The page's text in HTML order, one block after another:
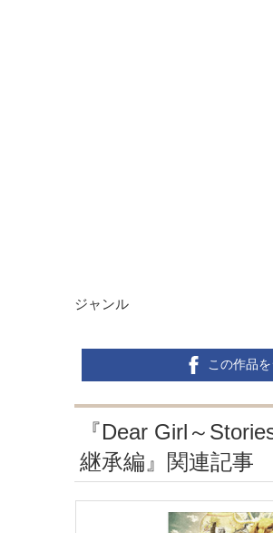
ジャンル
この作品
『Dear Girl～
継承編』関連記事